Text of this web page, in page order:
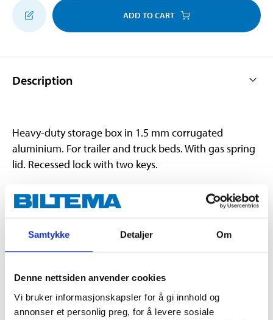
Samtykke Detaljer Om
Denne nettsiden anvender cookies
Vi bruker informasjonskapsler for å gi innhold og
annonser et personlig preg, for å levere sosiale
ADD TO CART
Description
Heavy-duty storage box in 1.5 mm corrugated
aluminium. For trailer and truck beds. With gas spring
lid. Recessed lock with two keys.
Technical specifications
Weight
8,5 kg